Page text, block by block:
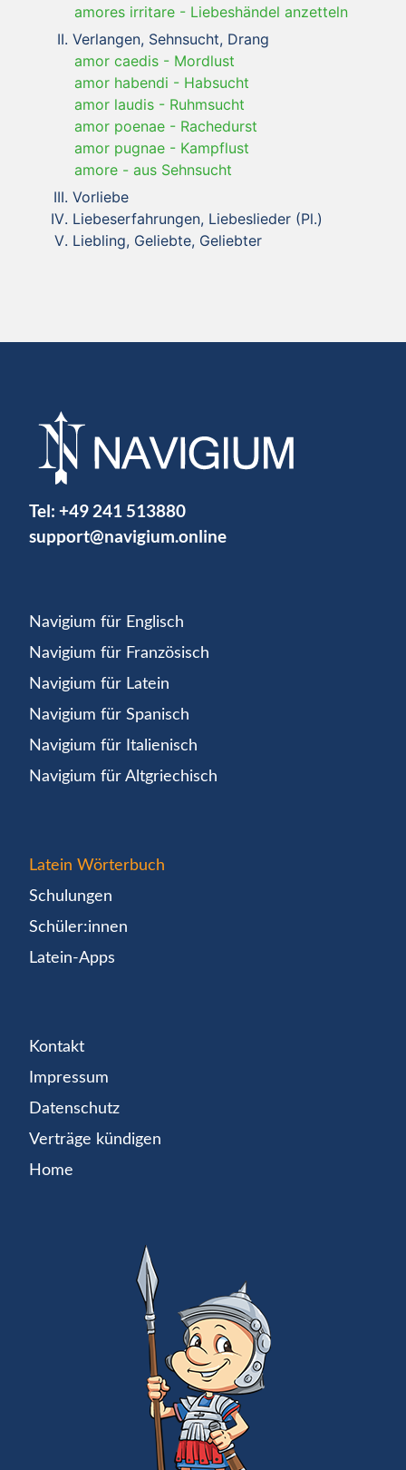
amores irritare - Liebeshändel anzetteln
Verlangen, Sehnsucht, Drang
amor caedis - Mordlust
amor habendi - Habsucht
amor laudis - Ruhmsucht
amor poenae - Rachedurst
amor pugnae - Kampflust
amore - aus Sehnsucht
Vorliebe
Liebeserfahrungen, Liebeslieder (Pl.)
Liebling, Geliebte, Geliebter
Tel: +49 241 513880
support@navigium.online
Navigium für Englisch
Navigium für Französisch
Navigium für Latein
Navigium für Spanisch
Navigium für Italienisch
Navigium für Altgriechisch
Latein Wörterbuch
Schulungen
Schüler:innen
Latein-Apps
Kontakt
Impressum
Datenschutz
Verträge kündigen
Home